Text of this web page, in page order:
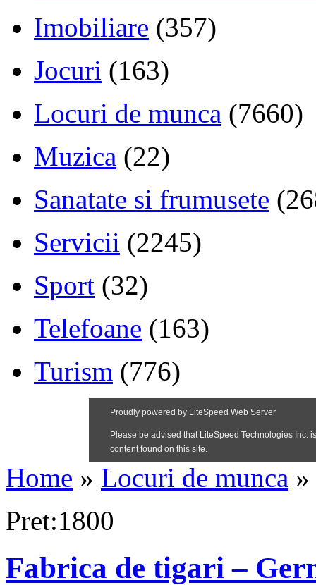
Imobiliare (357)
Jocuri (163)
Locuri de munca (7660)
Muzica (22)
Sanatate si frumusete
Servicii (2245)
Sport (32)
Telefoane (163)
Turism (776)
Home » Locuri de munca »
Pret:1800
Fabrica de tigari –